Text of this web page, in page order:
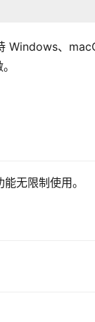
、
无限制使用。